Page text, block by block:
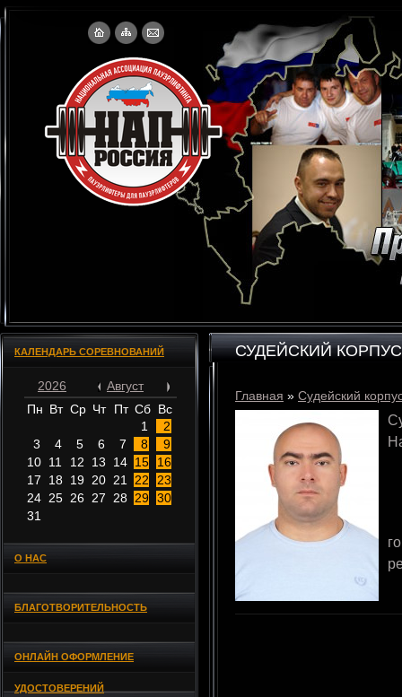
КАЛЕНДАРЬ СОРЕВНОВАНИЙ
2026
Август
Пн Вт Ср Чт Пт Сб Вс
1
2
3
4 5 6 7 8
9
10 11 12 13 14 15
16
17
18 19 20 21 22
23
24 25 26 27 28 29 30
31
О НАС
БЛАГОТВОРИТЕЛЬНОСТЬ
ОНЛАЙН ОФОРМЛЕНИЕ
УДОСТОВЕРЕНИЙ
СУДЕЙСКИЙ КОРПУС
Главная » Судейский